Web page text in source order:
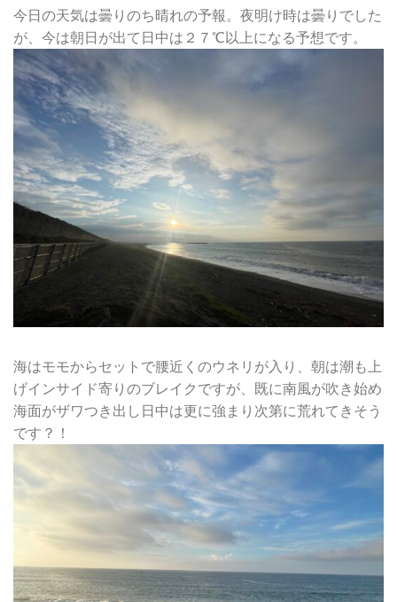
今日の天気は曇りのち晴れの予報。夜明け時は曇りでした
が、今は朝日が出て日中は２７℃以上になる予想です。
海はモモからセットで腰近くのウネリが入り、朝は潮も上
げインサイド寄りのブレイクですが、既に南風が吹き始め
海面がザワつき出し日中は更に強まり次第に荒れてきそう
です？！